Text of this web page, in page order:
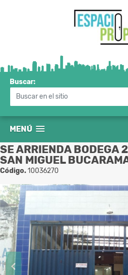
Buscar:
MENÚ
SE ARRIENDA BODEGA
SAN MIGUEL
Código.10036270